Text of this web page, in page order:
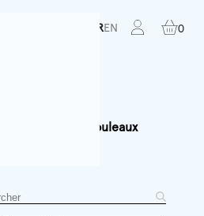
FREN 0
Rouleaux